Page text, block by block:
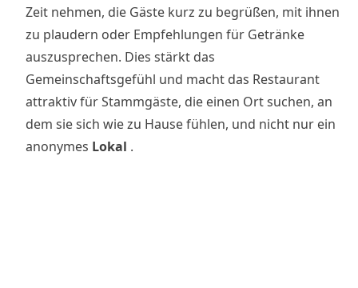
Zeit nehmen, die Gäste kurz zu begrüßen, mit ihnen
zu plaudern oder Empfehlungen für Getränke
auszusprechen. Dies stärkt das
Gemeinschaftsgefühl und macht das Restaurant
attraktiv für Stammgäste, die einen Ort suchen, an
dem sie sich wie zu Hause fühlen, und nicht nur ein
anonymes Lokal .